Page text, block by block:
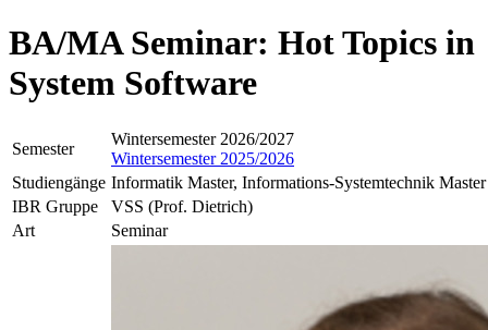
BA/MA Seminar: Hot Topics in
System Software
Semester
Wintersemester 2026/2027
Wintersemester 2025/2026
Studiengänge Informatik Master, Informations-Systemtechnik Master
IBR Gruppe
VSS (Prof. Dietrich)
Art
Seminar